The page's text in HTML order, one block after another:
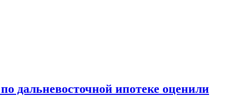
дальневосточной ипотеке оценили